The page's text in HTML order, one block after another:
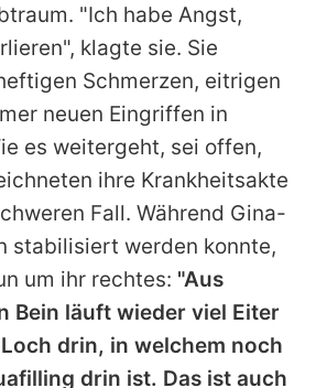
"Ich habe Angst,
klagte sie. Sie
Schmerzen, eitrigen
neuen Eingriffen in
es weitergeht, sei offen,
ihre Krankheitsakte
Fall. Während Gina-
stabilisiert werden konnte,
um ihr rechtes: "Aus
Bein läuft wieder viel Eiter
drin, in welchem noch
drin ist. Das ist auch